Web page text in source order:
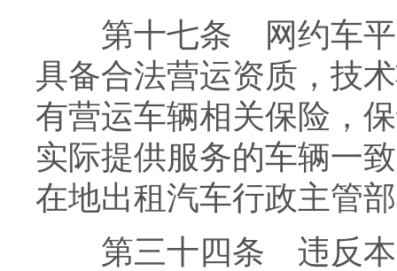
第十七条 网约车平
具备合法营运资质，技
有营运车辆相关保险，
实际提供服务的车辆一
在地出租汽车行政主管
第三十四条 违反本